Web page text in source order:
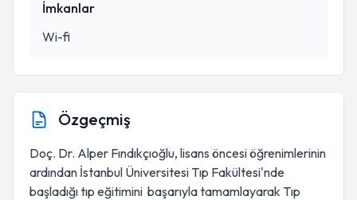
İmkanlar
Wi-fi
Özgeçmiş
Doç. Dr. Alper Fındıkçıoğlu, lisans öncesi öğrenimlerinin
ardından İstanbul Üniversitesi Tıp Fakültesi'nde
başladığı tıp eğitimini başarıyla tamamlayarak Tıp